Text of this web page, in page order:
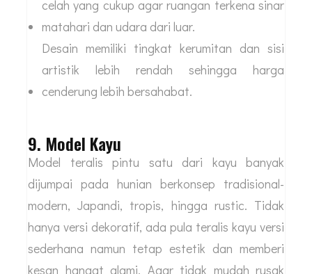
celah yang cukup agar ruangan terkena sinar
matahari dan udara dari luar.
Desain memiliki tingkat kerumitan dan sisi
artistik lebih rendah sehingga harga
cenderung lebih bersahabat.
9. Model Kayu
Model teralis pintu satu dari kayu banyak
dijumpai pada hunian berkonsep tradisional-
modern, Japandi, tropis, hingga rustic. Tidak
hanya versi dekoratif, ada pula teralis kayu versi
sederhana namun tetap estetik dan memberi
kesan hangat alami. Agar tidak mudah rusak